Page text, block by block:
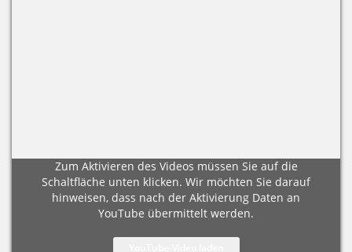
Zum Aktivieren des Videos müssen Sie auf die
Schaltfläche unten klicken. Wir möchten Sie darauf
hinweisen, dass nach der Aktivierung Daten an
YouTube übermittelt werden.